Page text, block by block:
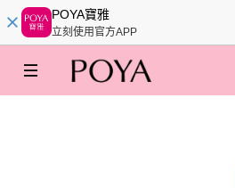
POYA寶雅
立刻使用官方APP